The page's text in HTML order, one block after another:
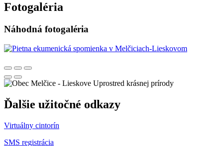
Fotogaléria
Náhodná fotogaléria
Uprostred krásnej prírody
Ďalšie užitočné odkazy
Virtuálny cintorín
SMS registrácia